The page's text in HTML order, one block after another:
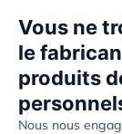
Vous ne
le
produits
Nous nous